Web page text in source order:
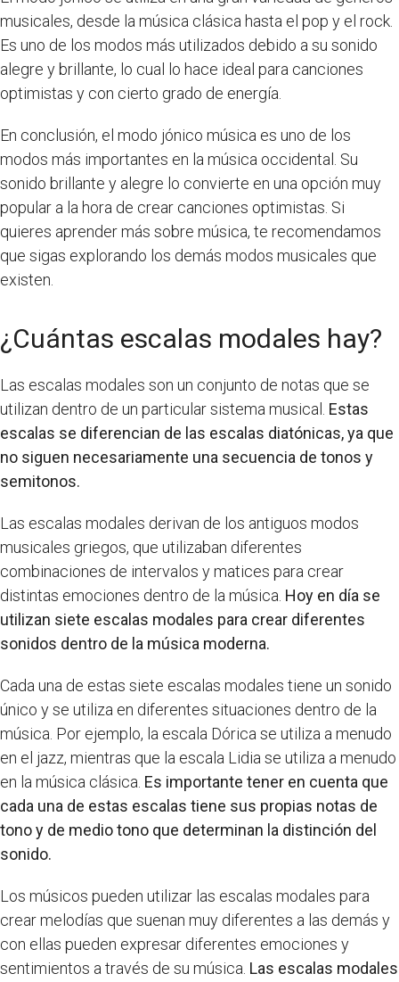
musicales, desde la música clásica hasta el pop y el rock.
Es uno de los modos más utilizados debido a su sonido
alegre y brillante, lo cual lo hace ideal para canciones
optimistas y con cierto grado de energía.
En conclusión, el modo jónico música es uno de los
modos más importantes en la música occidental. Su
sonido brillante y alegre lo convierte en una opción muy
popular a la hora de crear canciones optimistas. Si
quieres aprender más sobre música, te recomendamos
que sigas explorando los demás modos musicales que
existen.
¿Cuántas escalas modales hay?
Las escalas modales son un conjunto de notas que se
utilizan dentro de un particular sistema musical. Estas
escalas se diferencian de las escalas diatónicas, ya que
no siguen necesariamente una secuencia de tonos y
semitonos.
Las escalas modales derivan de los antiguos modos
musicales griegos, que utilizaban diferentes
combinaciones de intervalos y matices para crear
distintas emociones dentro de la música. Hoy en día se
utilizan siete escalas modales para crear diferentes
sonidos dentro de la música moderna.
Cada una de estas siete escalas modales tiene un sonido
único y se utiliza en diferentes situaciones dentro de la
música. Por ejemplo, la escala Dórica se utiliza a menudo
en el jazz, mientras que la escala Lidia se utiliza a menudo
en la música clásica. Es importante tener en cuenta que
cada una de estas escalas tiene sus propias notas de
tono y de medio tono que determinan la distinción del
sonido.
Los músicos pueden utilizar las escalas modales para
crear melodías que suenan muy diferentes a las demás y
con ellas pueden expresar diferentes emociones y
sentimientos a través de su música. Las escalas modales